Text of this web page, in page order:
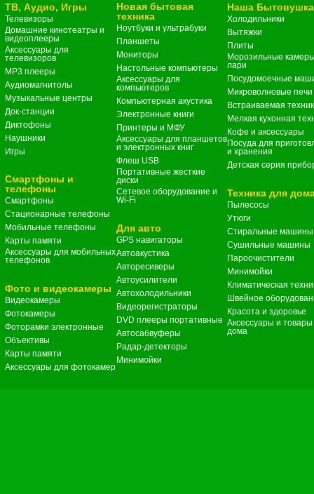
ТВ, Аудио, Игры
Телевизоры
Домашние кинотеатры и
видеоплееры
Аксессуары для
телевизоров
MP3 плееры
Аудиомагнитолы
Музыкальные центры
Док-станции
Диктофоны
Наушники
Игры
Смартфоны и
телефоны
Смартфоны
Стационарные телефоны
Мобильные телефоны
Карты памяти
Аксессуары для мобильных
телефонов
Фото и видеокамеры
Видеокамеры
Фотокамеры
Фоторамки электронные
Объективы
Карты памяти
Аксессуары для фотокамер
Новая бытовая
техника
Ноутбуки и ультрабуки
Планшеты
Мониторы
Настольные компьютеры
Аксессуары для
компьютеров
Компьютерная акустика
Электронные книги
Принтеры и МФУ
Аксессуары для планшетов
и электронных книг
Флеш USB
Портативные жесткие
диски
Сетевое оборудование и
Wi-Fi
Для авто
GPS навигаторы
Автоакустика
Авторесиверы
Автоусилители
Автохолодильники
Видеорегистраторы
DVD плееры портативные
Автосабвуферы
Радар-детекторы
Минимойки
Наша Бытовушка
Холодильники
Вытяжки
Плиты
Морозильные
лари
Посудомоечные
Микроволновые печи
Встраиваемая
Мелкая кухонная
Кофе и аксессуары
Посуда для
и хранения
Детская серия
Техника для
Пылесосы
Утюги
Стиральные машины
Сушильные машины
Пароочистители
Минимойки
Климатическая
Швейное
Красота и здоровье
Аксессуары и
дома